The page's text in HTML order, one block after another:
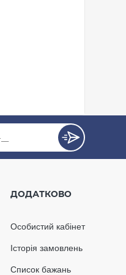
52.64
ДОДАТКОВО
Особистий кабінет
Історія замовлень
Список бажань